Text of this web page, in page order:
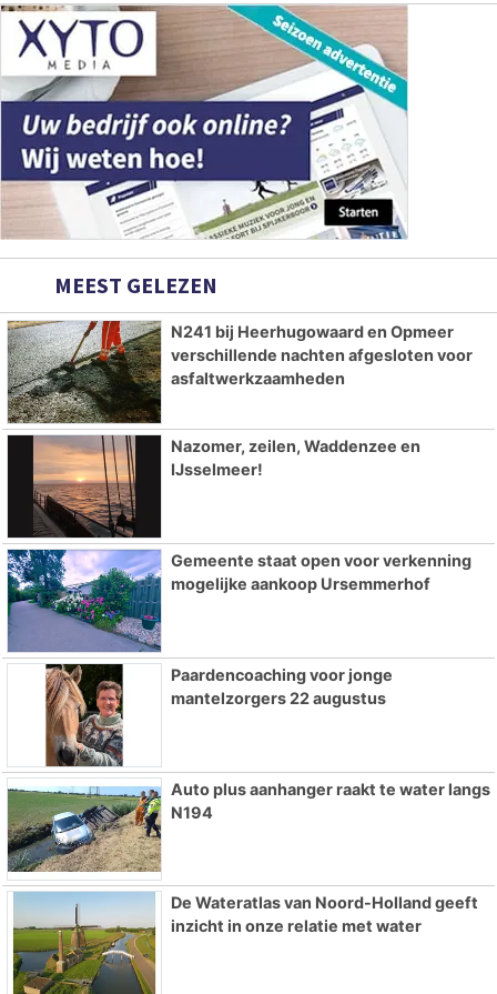
MEEST GELEZEN
N241 bij Heerhugowaard en Opmeer
verschillende nachten afgesloten voor
asfaltwerkzaamheden
Nazomer, zeilen, Waddenzee en
IJsselmeer!
Gemeente staat open voor verkenning
mogelijke aankoop Ursemmerhof
Paardencoaching voor jonge
mantelzorgers 22 augustus
Auto plus aanhanger raakt te water langs
N194
De Wateratlas van Noord-Holland geeft
inzicht in onze relatie met water